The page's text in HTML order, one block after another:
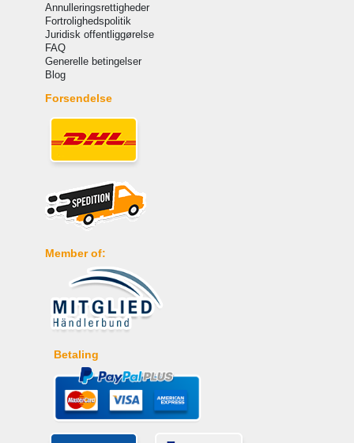
Annulleringsrettigheder
Fortrolighedspolitik
Juridisk offentliggørelse
FAQ
Generelle betingelser
Blog
Forsendelse
Member of:
Betaling